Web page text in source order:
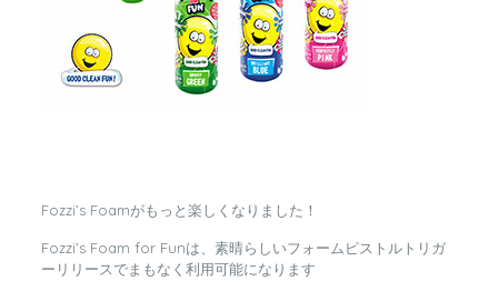
Fozzi’s Foamがもっと楽しくなりました！
Fozzi’s Foam for Funは、素晴らしいフォームピストルトリガ
ーリリースでまもなく利用可能になります